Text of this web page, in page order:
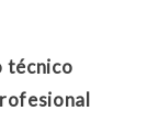
técnico